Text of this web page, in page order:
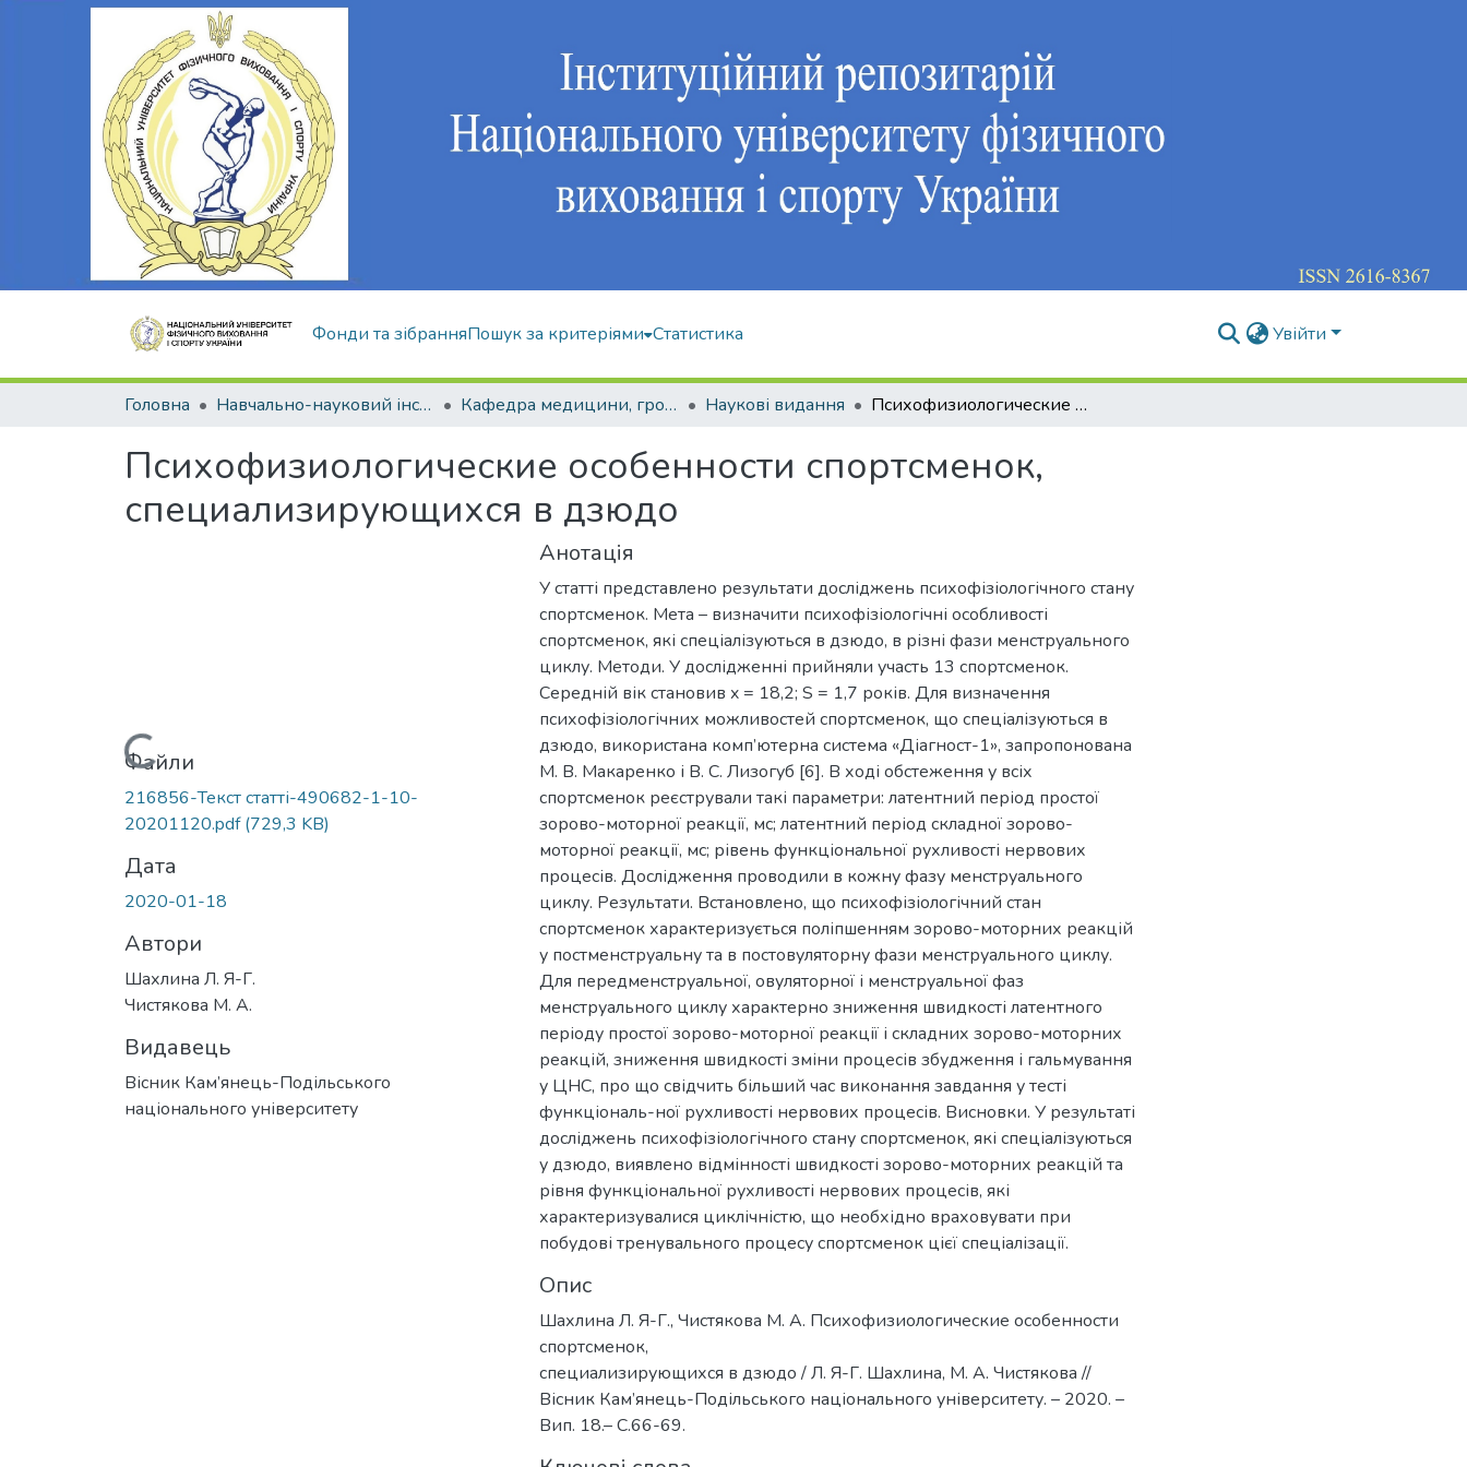
Фонди та зібранняПошук за критеріями Статистика Увійти
Головна Навчально-науковий інститут здоров'я, реабілітації та фізичного виховання Кафедра медицини, громадського здоров'я та екології спорту Наукові видання Психофизиологические особенности спортсменок, специализирующихся в дзюдо
Психофизиологические особенности спортсменок,
специализирующихся в дзюдо
Вантажиться...Файли
216856-Текст статті-490682-1-10-
20201120.pdf(729,3 KB)
Дата
2020-01-18
Автори
Шахлина Л. Я-Г.
Чистякова М. А.
Видавець
Вісник Кам’янець-Подільського
національного університету
Анотація
У статті представлено результати досліджень психофізіологічного стану
спортсменок. Мета – визначити психофізіологічні особливості
спортсменок, які спеціалізуються в дзюдо, в різні фази менструального
циклу. Методи. У дослідженні прийняли участь 13 спортсменок.
Середній вік становив x = 18,2; S = 1,7 років. Для визначення
психофізіологічних можливостей спортсменок, що спеціалізуються в
дзюдо, використана комп’ютерна система «Діагност-1», запропонована
М. В. Макаренко і В. С. Лизогуб [6]. В ході обстеження у всіх
спортсменок реєстрували такі параметри: латентний період простої
зорово-моторної реакції, мс; латентний період складної зорово-
моторної реакції, мс; рівень функціональної рухливості нервових
процесів. Дослідження проводили в кожну фазу менструального
циклу. Результати. Встановлено, що психофізіологічний стан
спортсменок характеризується поліпшенням зорово-моторних реакцій
у постменструальну та в постовуляторну фази менструального циклу.
Для передменструальної, овуляторної і менструальної фаз
менструального циклу характерно зниження швидкості латентного
періоду простої зорово-моторної реакції і складних зорово-моторних
реакцій, зниження швидкості зміни процесів збудження і гальмування
у ЦНС, про що свідчить більший час виконання завдання у тесті
функціональ-ної рухливості нервових процесів. Висновки. У результаті
досліджень психофізіологічного стану спортсменок, які спеціалізуються
у дзюдо, виявлено відмінності швидкості зорово-моторних реакцій та
рівня функціональної рухливості нервових процесів, які
характеризувалися циклічністю, що необхідно враховувати при
побудові тренувального процесу спортсменок цієї спеціалізації.
Опис
Шахлина Л. Я-Г., Чистякова М. А. Психофизиологические особенности
спортсменок,
специализирующихся в дзюдо / Л. Я-Г. Шахлина, М. А. Чистякова //
Вісник Кам’янець-Подільського національного університету. – 2020. –
Вип. 18.– С.66-69.